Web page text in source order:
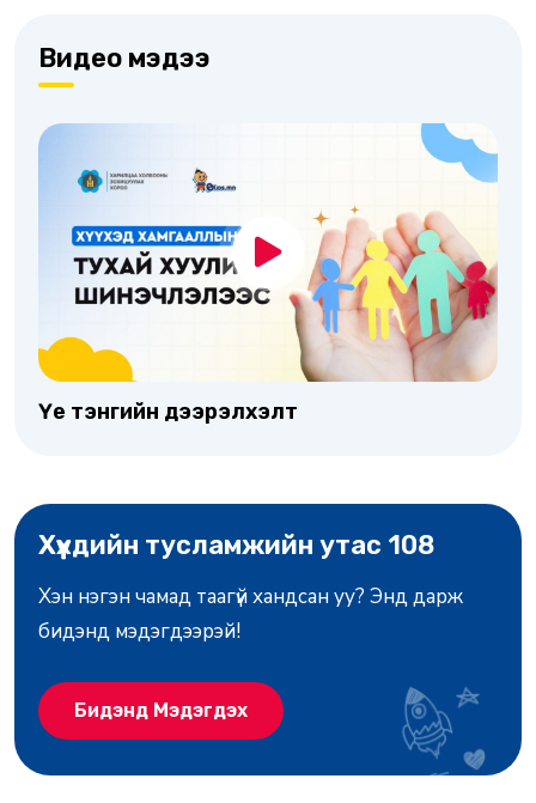
Видео мэдээ
Үе тэнгийн дээрэлхэлт
Хүүхдийн тусламжийн утас 108
Хэн нэгэн чамад таагүй хандсан уу? Энд дарж
бидэнд мэдэгдээрэй!
Бидэнд Мэдэгдэх